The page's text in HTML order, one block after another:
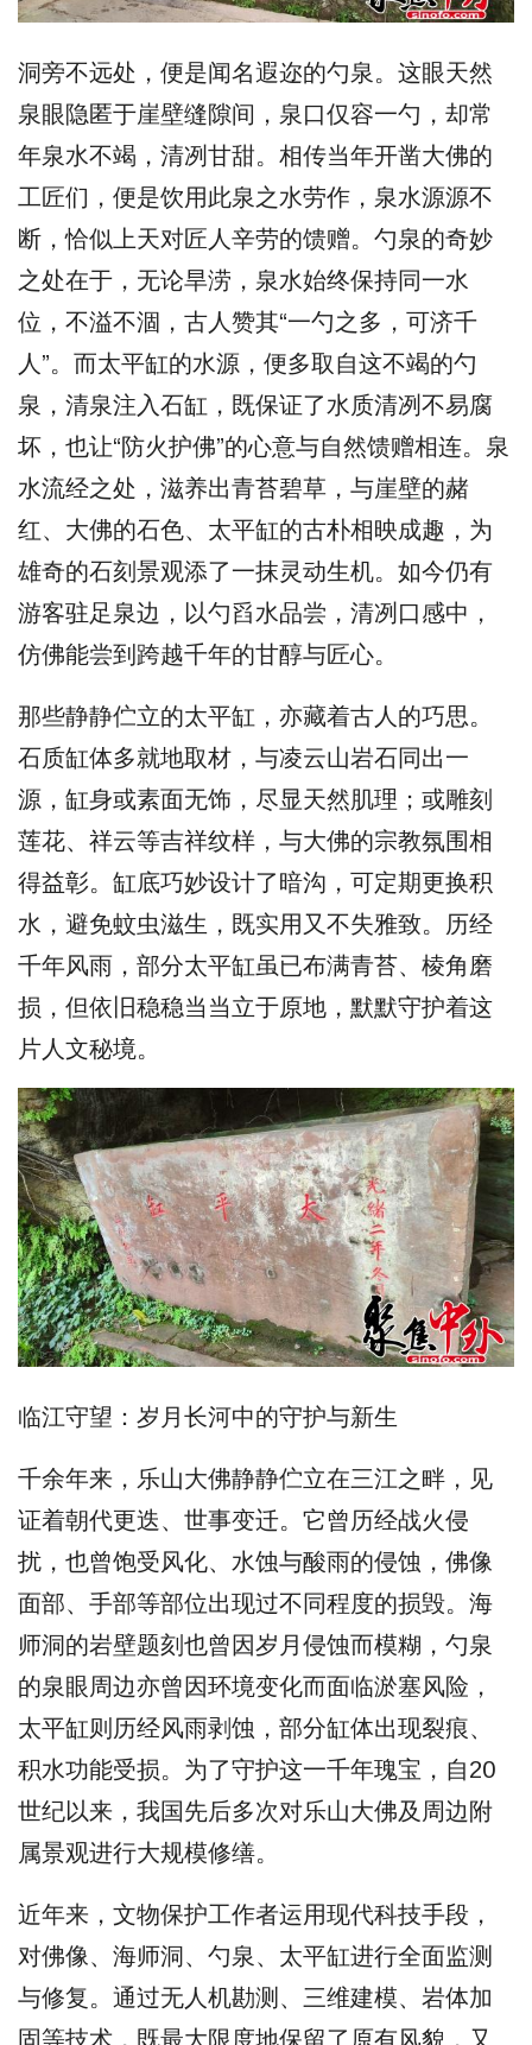
洞旁不远处，便是闻名遐迩的勺泉。这眼天然
泉眼隐匿于崖壁缝隙间，泉口仅容一勺，却常
年泉水不竭，清冽甘甜。相传当年开凿大佛的
工匠们，便是饮用此泉之水劳作，泉水源源不
断，恰似上天对匠人辛劳的馈赠。勺泉的奇妙
之处在于，无论旱涝，泉水始终保持同一水
位，不溢不涸，古人赞其“一勺之多，可济千
人”。而太平缸的水源，便多取自这不竭的勺
泉，清泉注入石缸，既保证了水质清冽不易腐
坏，也让“防火护佛”的心意与自然馈赠相连。泉
水流经之处，滋养出青苔碧草，与崖壁的赭
红、大佛的石色、太平缸的古朴相映成趣，为
雄奇的石刻景观添了一抹灵动生机。如今仍有
游客驻足泉边，以勺舀水品尝，清冽口感中，
仿佛能尝到跨越千年的甘醇与匠心。
那些静静伫立的太平缸，亦藏着古人的巧思。
石质缸体多就地取材，与凌云山岩石同出一
源，缸身或素面无饰，尽显天然肌理；或雕刻
莲花、祥云等吉祥纹样，与大佛的宗教氛围相
得益彰。缸底巧妙设计了暗沟，可定期更换积
水，避免蚊虫滋生，既实用又不失雅致。历经
千年风雨，部分太平缸虽已布满青苔、棱角磨
损，但依旧稳稳当当立于原地，默默守护着这
片人文秘境。
临江守望：岁月长河中的守护与新生
千余年来，乐山大佛静静伫立在三江之畔，见
证着朝代更迭、世事变迁。它曾历经战火侵
扰，也曾饱受风化、水蚀与酸雨的侵蚀，佛像
面部、手部等部位出现过不同程度的损毁。海
师洞的岩壁题刻也曾因岁月侵蚀而模糊，勺泉
的泉眼周边亦曾因环境变化而面临淤塞风险，
太平缸则历经风雨剥蚀，部分缸体出现裂痕、
积水功能受损。为了守护这一千年瑰宝，自20
世纪以来，我国先后多次对乐山大佛及周边附
属景观进行大规模修缮。
近年来，文物保护工作者运用现代科技手段，
对佛像、海师洞、勺泉、太平缸进行全面监测
与修复。通过无人机勘测、三维建模、岩体加
固等技术，既最大限度地保留了原有风貌，又